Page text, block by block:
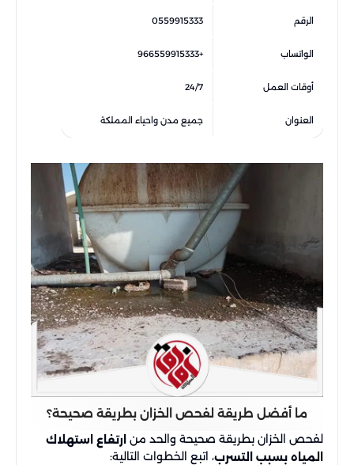
الرقم 0559915333
الواتساب +966559915333
أوقات العمل 24/7
العنوان جميع مدن واحياء المملكة
ما أفضل طريقة لفحص الخزان بطريقة صحيحة؟
لفحص الخزان بطريقة صحيحة والحد من ارتفاع استهلاك
المياه بسبب التسرب، اتبع الخطوات التالية: